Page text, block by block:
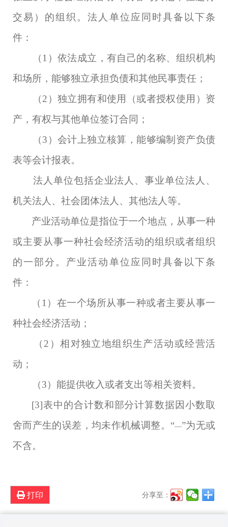
交易）的组织。法人单位应同时具备以下条
件：
（1 ）依法成立，有自己的名称、组织机构
和场所，能够独立承担负债和其他民事责任；
（2 ）独立拥有和使用（或者授权使用）资
产，有权与其他单位签订合同；
（3 ）会计上独立核算，能够编制资产负债
表等会计报表。
法人单位包括企业法人、事业单位法人、
机关法人、社会团体法人、其他法人等。
产业活动单位是指位于一个地点，从事一种
或主要从事一种社会经济活动的组织或者组织
的一部分。产业活动单位应同时具备以下条
件：
（ 1）在一个场所从事一种或者主要从事一
种社会经济活动；
（2 ）相对独立地组织生产活动或经营活
动；
（3）能提供收入或者支出等相关资料。
[3]表中的合计数和部分计算数据因小数取
舍而产生的误差，均未作机械调整。 “—”为无或
不含。
打印 分享至：